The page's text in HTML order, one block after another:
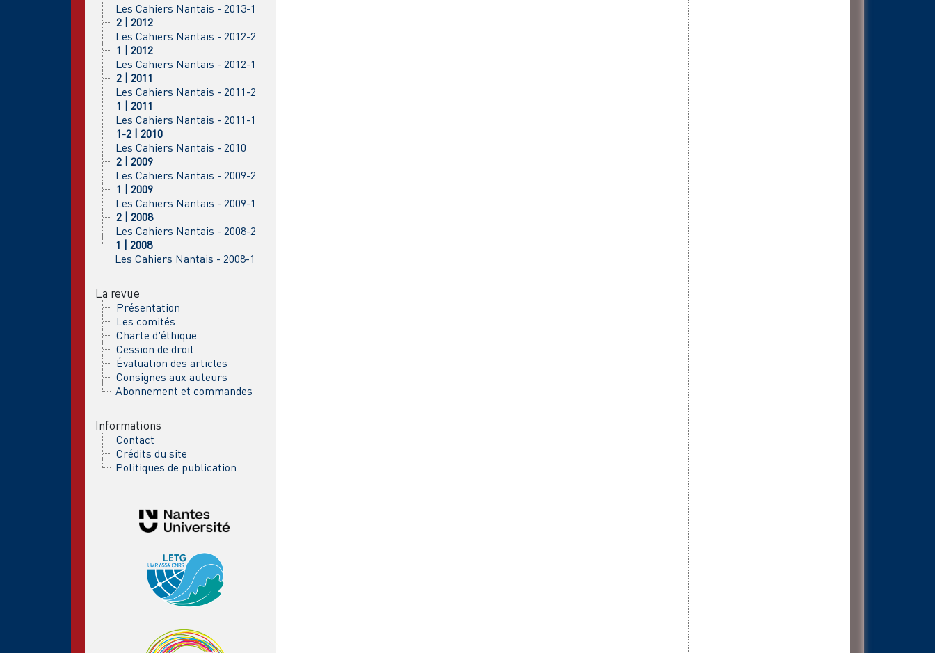
Les Cahiers Nantais - 2013-1
2 | 2012
Les Cahiers Nantais - 2012-2
1 | 2012
Les Cahiers Nantais - 2012-1
2 | 2011
Les Cahiers Nantais - 2011-2
1 | 2011
Les Cahiers Nantais - 2011-1
1-2 | 2010
Les Cahiers Nantais - 2010
2 | 2009
Les Cahiers Nantais - 2009-2
1 | 2009
Les Cahiers Nantais - 2009-1
2 | 2008
Les Cahiers Nantais - 2008-2
1 | 2008
Les Cahiers Nantais - 2008-1
La revue
Présentation
Les comités
Charte d'éthique
Cession de droit
Évaluation des articles
Consignes aux auteurs
Abonnement et commandes
Informations
Contact
Crédits du site
Politiques de publication